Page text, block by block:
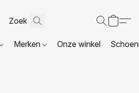
Merken Onze winkel